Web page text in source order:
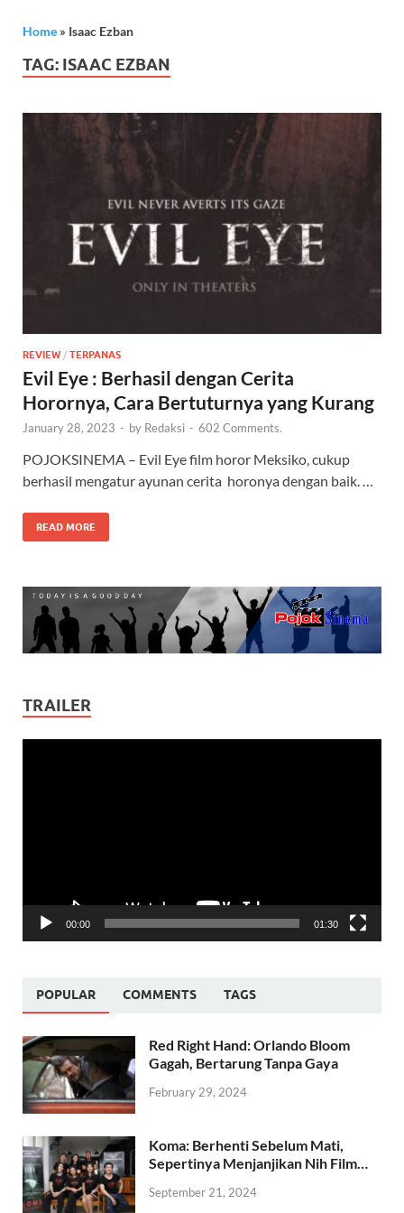
Home » Isaac Ezban
TAG: ISAAC EZBAN
REVIEW / TERPANAS
Evil Eye : Berhasil dengan Cerita
Horornya, Cara Bertuturnya yang Kurang
January 28, 2023 - by Redaksi - 602 Comments.
POJOKSINEMA – Evil Eye film horor Meksiko, cukup
berhasil mengatur ayunan cerita horonya dengan baik. …
READ MORE
TRAILER
00:00 01:30
POPULAR COMMENTS TAGS
Red Right Hand: Orlando Bloom
Gagah, Bertarung Tanpa Gaya
February 29, 2024
Koma: Berhenti Sebelum Mati,
Sepertinya Menjanjikan Nih Film…
September 21, 2024